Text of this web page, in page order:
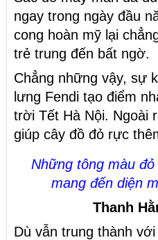
ngay trong ngày đầu
cong hoàn mỹ lại
trẻ trung đến bất ngờ.
Chẳng những vậy, sự
lưng Fendi tạo điểm
trời Tết Hà Nội. Ngoài
giúp cây đồ đỏ rực
Những tông màu
mang đến diện
Thanh
Dù vẫn trung thành